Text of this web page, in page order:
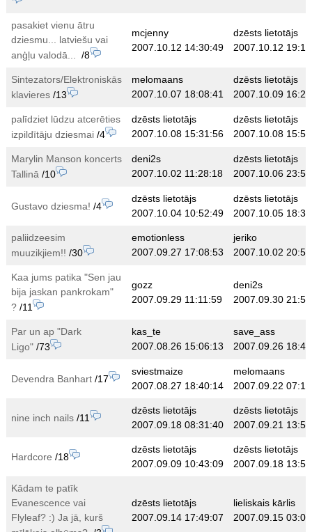
pasakiet vienu ātru
dziesmu... latviešu vai
anģļu valodā...
/8
mcjenny
2007.10.12 14:30:49
dzēsts lietotājs
2007.10.12
Sintezators/Elektroniskās
klavieres/13
melomaans
2007.10.07 18:08:41
dzēsts lietotājs
2007.10.09
palīdziet lūdzu atcerēties
izpildītāju dziesmai/4
dzēsts lietotājs
2007.10.08 15:31:56
dzēsts lietotājs
2007.10.08
Marylin Manson koncerts
Tallinā /10
deni2s
2007.10.02 11:28:18
dzēsts lietotājs
2007.10.06
Gustavo dziesma! /4
dzēsts lietotājs
2007.10.04 10:52:49
dzēsts lietotājs
2007.10.05
paliidzeesim
muuzikjiem!! /30
emotionless
2007.09.27 17:08:53
jeriko
2007.10.02
Kaa jums patika "Sen jau
bija jaskan pankrokam"
?/11
gozz
2007.09.29 11:11:59
deni2s
2007.09.30
Par un ap "Dark
Ligo"/73
kas_te
2007.08.26 15:06:13
save_ass
2007.09.26
Devendra Banhart/17
sviestmaize
2007.08.27 18:40:14
melomaans
2007.09.22
nine inch nails/11
dzēsts lietotājs
2007.09.18 08:31:40
dzēsts lietotājs
2007.09.21
Hardcore /18
dzēsts lietotājs
2007.09.09 10:43:09
dzēsts lietotājs
2007.09.18
Kādam te patīk
Evanescence vai
Flyleaf? :) Ja jā, kurš
dzēsts lietotājs
2007.09.14 17:49:07
lieliskais kārlis
2007.09.15